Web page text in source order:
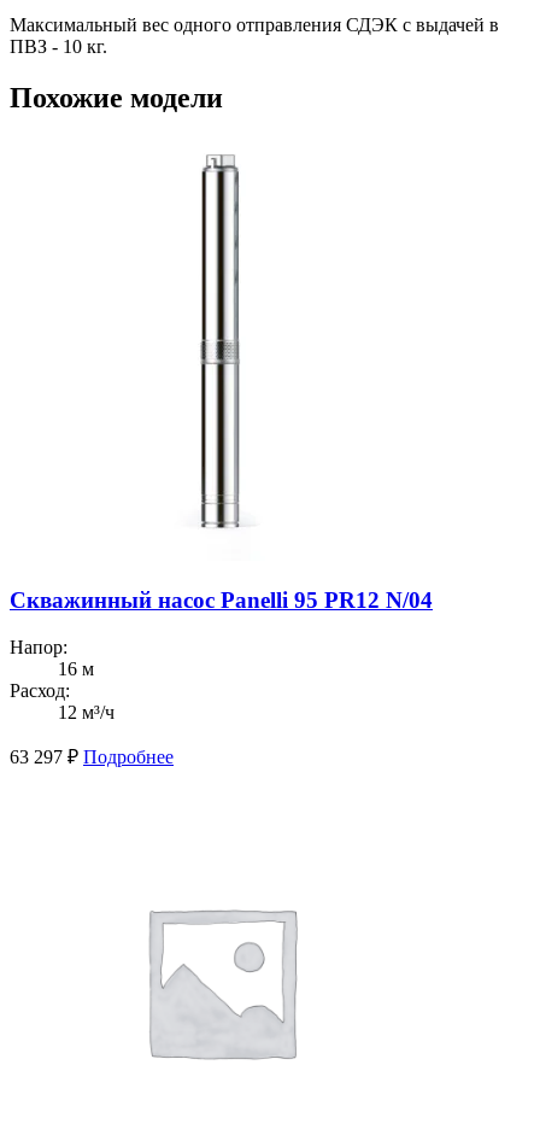
Максимальный вес одного отправления СДЭК с выдачей в
ПВЗ - 10 кг.
Похожие модели
Скважинный насос Panelli 95 PR12 N/04
Напор:
16 м
Расход:
12 м³/ч
63 297 ₽ Подробнее